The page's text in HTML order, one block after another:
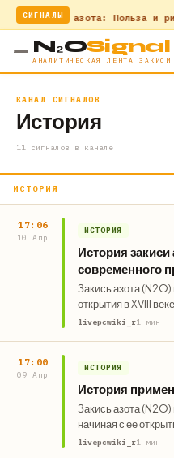
СИГНАЛЫ
Оксид азота: Польза и
N₂OSignal
АНАЛИТИЧЕСКАЯ ЛЕНТА ЗАКИСИ
КАНАЛ СИГНАЛОВ
История
11 сигналов в канале
ИСТОРИЯ
17:06
10 Апр
ИСТОРИЯ
История
современного
Закись азота
открытия в XVIII
применением в…
livepcwiki_r1 мин
17:00
09 Апр
ИСТОРИЯ
История
Закись азота
начиная с ее
современным
livepcwiki_r1 мин